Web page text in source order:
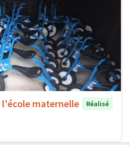
l'école maternelle
Réalisé